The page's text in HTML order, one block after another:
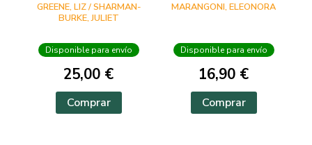
GREENE, LIZ / SHARMAN-
BURKE, JULIET
Disponible para envío
25,00 €
Comprar
MARANGONI, ELEONORA
Disponible para envío
16,90 €
Comprar